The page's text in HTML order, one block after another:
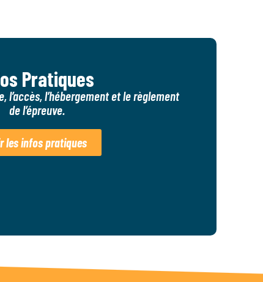
Pratiques
l’accès, l’hébergement et le règlement
de l’épreuve.
les infos pratiques